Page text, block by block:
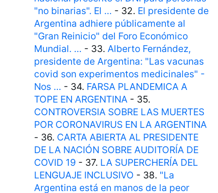
"no binarias". El … - 32. El presidente de
Argentina adhiere públicamente al
"Gran Reinicio" del Foro Económico
Mundial. … - 33.Alberto Fernández,
presidente de Argentina: "Las vacunas
covid son experimentos medicinales" -
Nos … - 34. FARSA PLANDEMICA A
TOPE EN ARGENTINA - 35.
CONTROVERSIA SOBRE LAS MUERTES
POR CORONAVIRUS EN LA ARGENTINA
- 36. CARTA ABIERTA AL PRESIDENTE
DE LA NACIÓN SOBRE AUDITORÍA DE
COVID 19 - 37. LA SUPERCHERÍA DEL
LENGUAJE INCLUSIVO - 38. "La
Argentina está en manos de la peor